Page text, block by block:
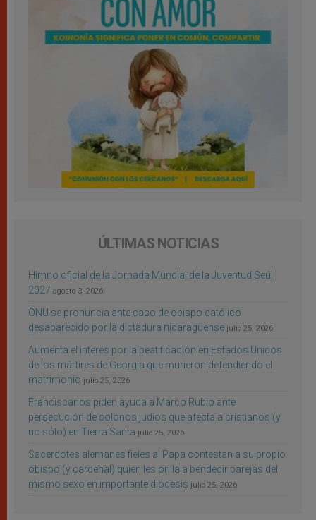
ÚLTIMAS NOTICIAS
Himno oficial de la Jornada Mundial de la Juventud Seúl
2027 agosto 3, 2026
ONU se pronuncia ante caso de obispo católico
desaparecido por la dictadura nicaragüense julio 25, 2026
Aumenta el interés por la beatificación en Estados Unidos
de los mártires de Georgia que murieron defendiendo el
matrimonio julio 25, 2026
Franciscanos piden ayuda a Marco Rubio ante
persecución de colonos judíos que afecta a cristianos (y
no sólo) en Tierra Santa julio 25, 2026
Sacerdotes alemanes fieles al Papa contestan a su propio
obispo (y cardenal) quien les orilla a bendecir parejas del
mismo sexo en importante diócesis julio 25, 2026